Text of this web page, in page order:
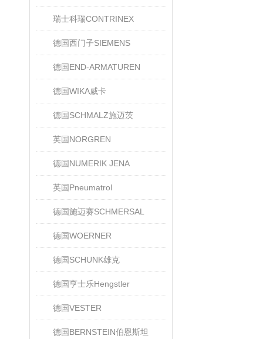
瑞士科瑞CONTRINEX
德国西门子SIEMENS
德国END-ARMATUREN
德国WIKA威卡
德国SCHMALZ施迈茨
英国NORGREN
德国NUMERIK JENA
英国Pneumatrol
德国施迈赛SCHMERSAL
德国WOERNER
德国SCHUNK雄克
德国亨士乐Hengstler
德国VESTER
德国BERNSTEIN伯恩斯坦